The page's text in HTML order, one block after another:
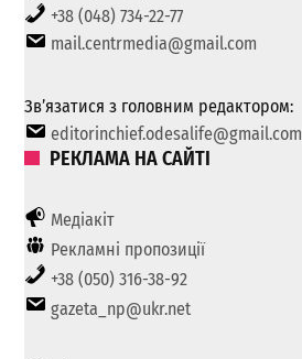
+38 (048) 734-22-77
mail.centrmedia@gmail.com
Зв’язатися з головним редактором:
editorinchief.odesalife@gmail.com
РЕКЛАМА НА САЙТІ
Медіакіт
Рекламні пропозиції
+38 (050) 316-38-92
gazeta_np@ukr.net